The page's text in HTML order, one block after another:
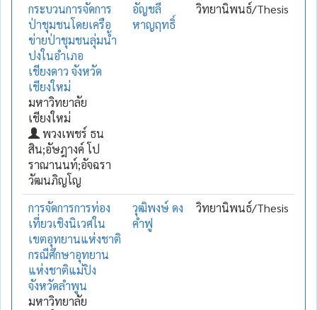
กระบวนการจัดการ
ป่าชุมชนโดยเครือ
ข่ายป่าชุมชนลุ่มน้ำ
ปงในอำเภอ
เชียงดาว จังหวัด
เชียงใหม่
มหาวิทยาลัย
เชียงใหม่
พวงเพชร์ ธน
สิน;อัษฎางค์ โป
ราณานนท์;อัจฉรา
วัฒนภิญโญ
อัญชลี
หาญฤทธิ์
วิทยานิพนธ์/Thesis
การจัดการการท่อง
เที่ยวเชิงนิเวศใน
เขตอุทยานแห่งชาติ
กรณีศึกษาอุทยาน
แห่งชาติแม่ปิง
จังหวัดลำพูน
มหาวิทยาลัย
วุฒิพงษ์ ดง
คำฟู
วิทยานิพนธ์/Thesis